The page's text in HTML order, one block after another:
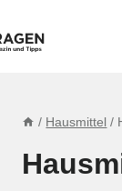
/ Hausmittel /